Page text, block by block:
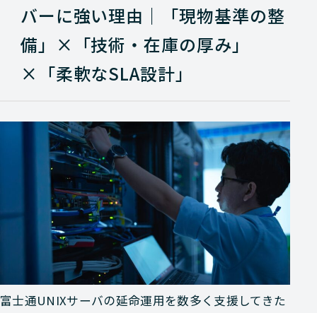
バーに強い理由｜「現物基準の整
備」×「技術・在庫の厚み」
×「柔軟なSLA設計」
富士通UNIXサーバの延命運用を数多く支援してきた